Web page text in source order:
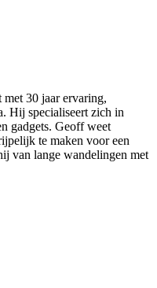
30 jaar ervaring,
Hij specialiseert zich in
gadgets. Geoff weet
te maken voor een
van lange wandelingen met